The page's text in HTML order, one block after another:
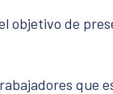
objetivo de
que